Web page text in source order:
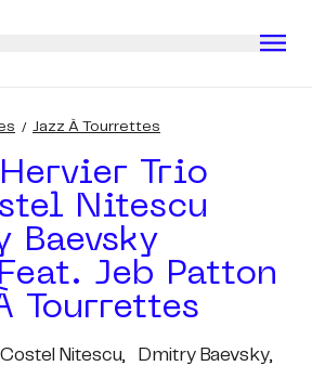
Jazz À Tourrettes
Trio
Nitescu
Jeb Patton
Tourrettes
Costel Nitescu,
Dmitry Baevsky,